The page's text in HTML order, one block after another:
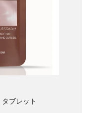
ブレット